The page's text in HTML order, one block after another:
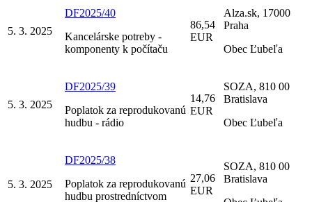
5. 3. 2025
DF2025/40
Kancelárske potreby -
komponenty k počítaču
86,54
EUR
Alza.sk, 17000
Praha
Obec Ľubeľa
5. 3. 2025
DF2025/39
Poplatok za reprodukovanú
hudbu - rádio
14,76
EUR
SOZA, 810 00
Bratislava
Obec Ľubeľa
5. 3. 2025
DF2025/38
Poplatok za reprodukovanú
hudbu prostredníctvom
27,06
EUR
SOZA, 810 00
Bratislava